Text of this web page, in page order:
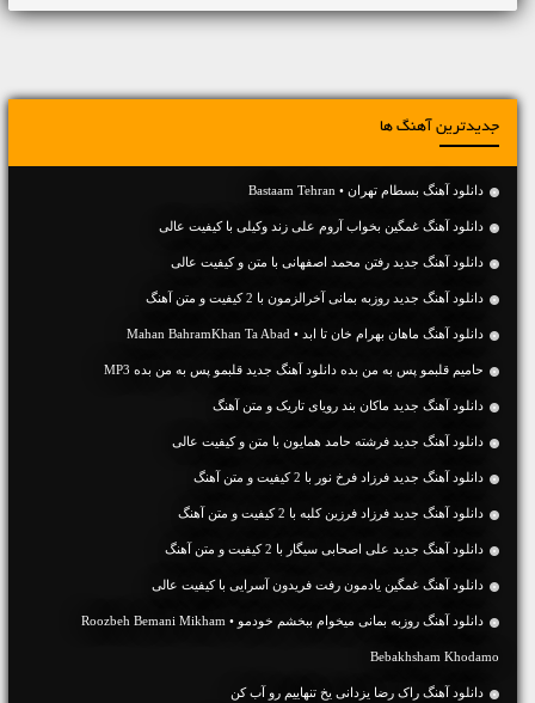
جدیدترین آهنگ ها
دانلود آهنگ بسطام تهران • Bastaam Tehran
دانلود آهنگ غمگین بخواب آروم علی زند وکیلی با کیفیت عالی
دانلود آهنگ جديد رفتن محمد اصفهانی با متن و کیفیت عالی
دانلود آهنگ جديد روزبه بمانی آخرالزمون با 2 کیفیت و متن آهنگ
دانلود آهنگ ماهان بهرام خان تا ابد • Mahan BahramKhan Ta Abad
حامیم قلبمو پس به من بده دانلود آهنگ جدید قلبمو پس به من بده MP3
دانلود آهنگ جديد ماکان بند رویای تاریک و متن آهنگ
دانلود آهنگ جديد فرشته حامد همایون با متن و کیفیت عالی
دانلود آهنگ جديد فرزاد فرخ نور با 2 کیفیت و متن آهنگ
دانلود آهنگ جديد فرزاد فرزین کلبه با 2 کیفیت و متن آهنگ
دانلود آهنگ جديد علی اصحابی سیگار با 2 کیفیت و متن آهنگ
دانلود آهنگ غمگین یادمون رفت فریدون آسرایی با کیفیت عالی
دانلود آهنگ روزبه بمانی میخوام ببخشم خودمو • Roozbeh Bemani Mikham
Bebakhsham Khodamo
دانلود آهنگ راک رضا یزدانی یخ تنهاییم رو آب کن